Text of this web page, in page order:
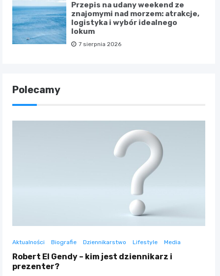
Przepis na udany weekend ze
znajomymi nad morzem: atrakcje,
logistyka i wybór idealnego
lokum
7 sierpnia 2026
Polecamy
Aktualności Biografie Dziennikarstwo Lifestyle Media
Robert El Gendy – kim jest dziennikarz i
prezenter?